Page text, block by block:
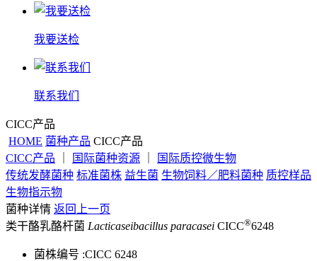
我要送检
联系我们
CICC产品
HOME 菌种产品 CICC产品
CICC产品
国际菌种资源
国际质控微生物
传统发酵菌种 标准菌株 益生菌 生物饲料／肥料菌种 质控样品
生物指示物
菌种详情 返回上一页
类干酪乳酪杆菌 Lacticaseibacillus paracasei CICC®6248
菌株编号 :CICC 6248